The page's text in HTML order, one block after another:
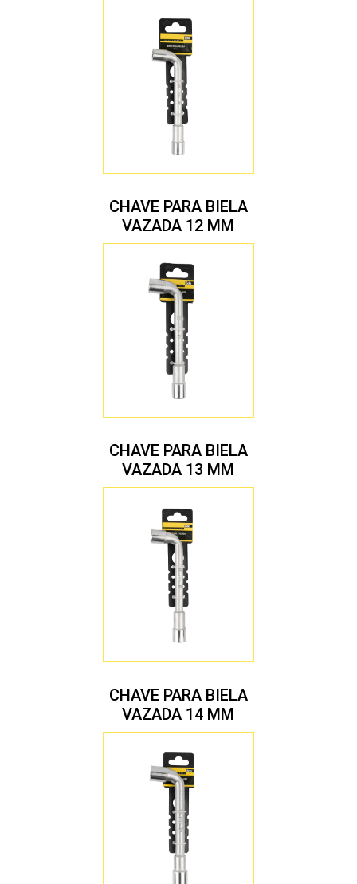
CHAVE PARA BIELA
VAZADA 12 MM
CHAVE PARA BIELA
VAZADA 13 MM
CHAVE PARA BIELA
VAZADA 14 MM